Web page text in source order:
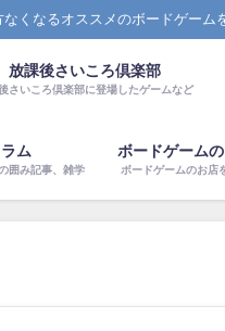
くなるオススメのボードゲーム
放課後さいころ倶楽部
さいころ倶楽部に登場したゲームなど
ム
囲み記事、雑学
ボードゲーム
ボードゲームのお店